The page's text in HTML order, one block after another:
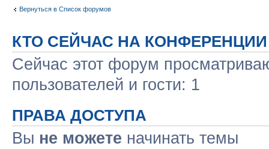
Вернуться в Список форумов
КТО СЕЙЧАС НА КОНФЕРЕНЦИИ
Сейчас этот форум
пользователей и гости: 1
ПРАВА ДОСТУПА
Вы не можете начинать темы